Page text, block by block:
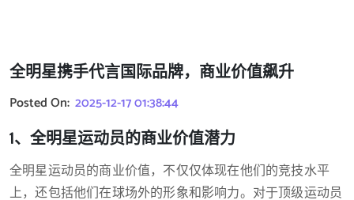
全明星携手代言国际品牌，商业价值飙升
Posted On: 2025-12-17 01:38:44
1、全明星运动员的商业价值潜力
全明星运动员的商业价值，不仅仅体现在他们的竞技水平
上，还包括他们在球场外的形象和影响力。对于顶级运动员